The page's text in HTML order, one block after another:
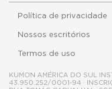
KUMON AMÉRICA DO SUL
43.950.252/0001-94 ·
RUA TOMÁS CARVALHAL,